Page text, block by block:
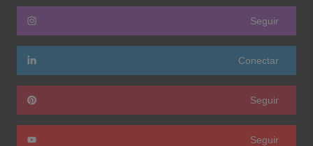
Seguir
Conectar
Seguir
Seguir